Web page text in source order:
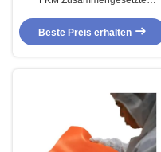
Ölbeständigkeit
Niedertemperaturbeständigkeit
Beste Preis erhalten